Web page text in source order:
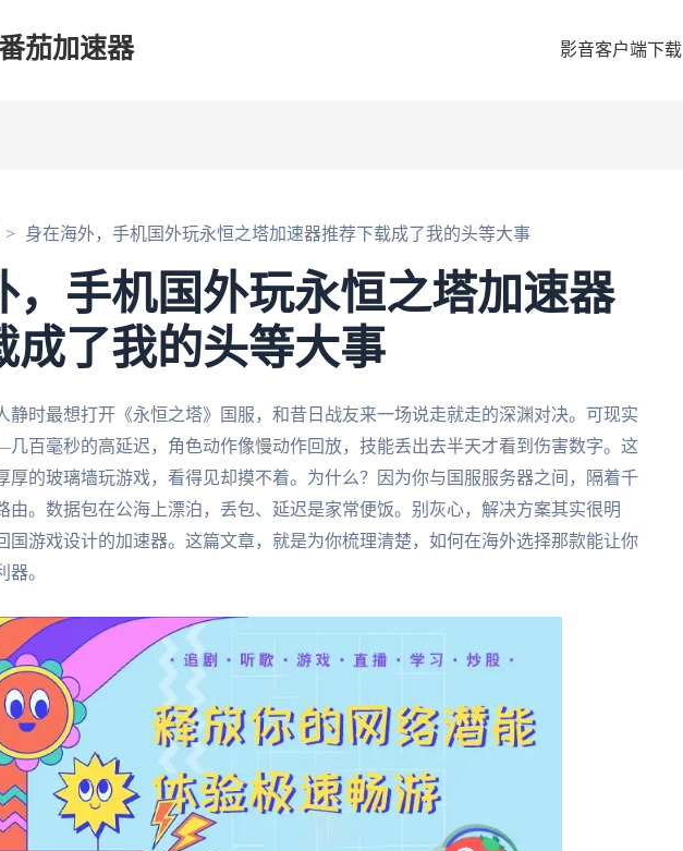
茄加速器 影音客户端下载
身在海外，手机国外玩永恒之塔加速器推荐下载成了我的头等大事
，手机国外玩永恒之塔加速器
成了我的头等大事
静时最想打开《永恒之塔》国服，和昔日战友来一场说走就走的深渊对决。可现实
百毫秒的高延迟，角色动作像慢动作回放，技能丢出去半天才看到伤害数字。这
厚的玻璃墙玩游戏，看得见却摸不着。为什么？因为你与国服服务器之间，隔着千
由。数据包在公海上漂泊，丢包、延迟是家常便饭。别灰心，解决方案其实很明
国游戏设计的加速器。这篇文章，就是为你梳理清楚，如何在海外选择那款能让你
。